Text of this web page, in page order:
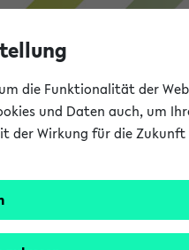
Anmeldung am System
die Funktionalität der
und Daten auch, um
der Wirkung für die